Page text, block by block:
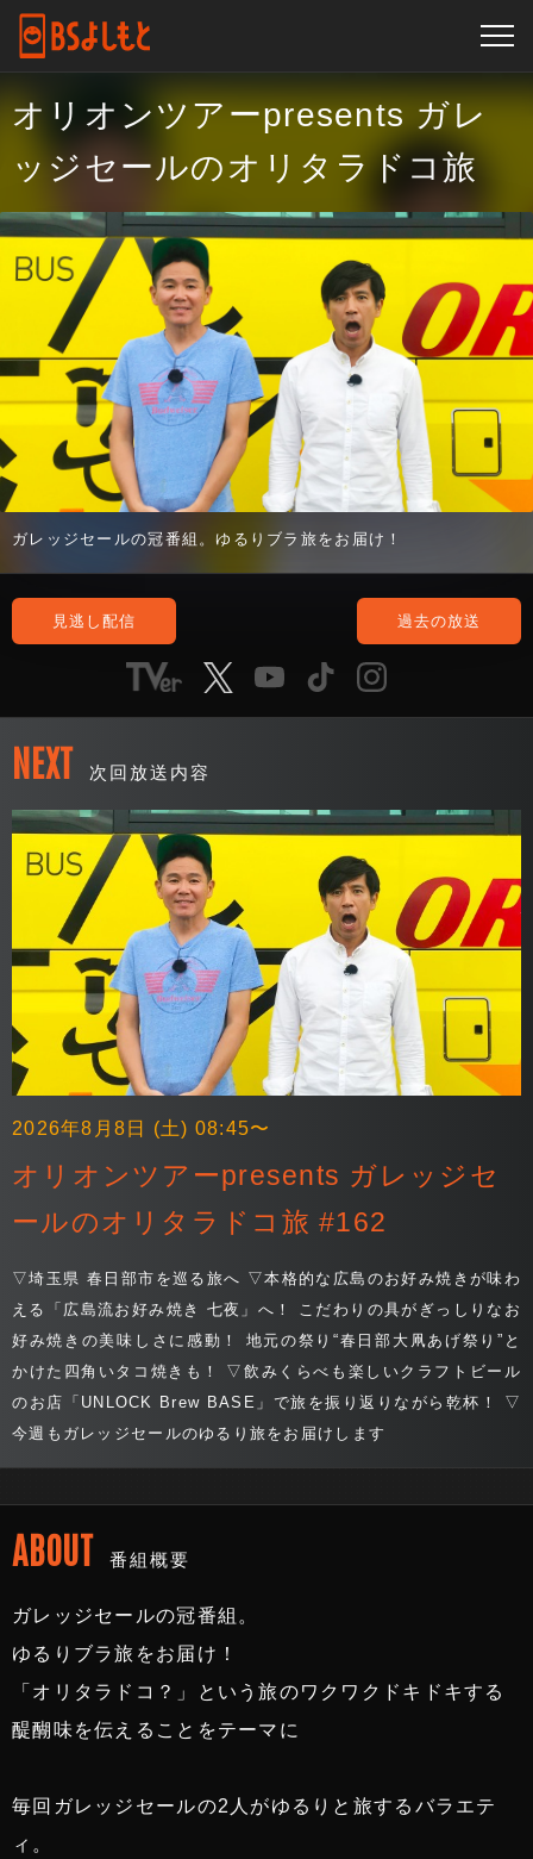
オリオンツアーpresents ガレ
ッジセールのオリタラドコ旅
ガレッジセールの冠番組。ゆるりブラ旅をお届け！
見逃し配信 過去の放送
NEXT 次回放送内容
2026年8月8日 (土) 08:45〜
オリオンツアーpresents ガレッジセ
ールのオリタラドコ旅 #162
▽埼玉県 春日部市を巡る旅へ ▽本格的な広島のお好み焼きが味わ
える「広島流お好み焼き 七夜」へ！ こだわりの具がぎっしりなお
好み焼きの美味しさに感動！ 地元の祭り“春日部大凧あげ祭り”と
かけた四角いタコ焼きも！ ▽飲みくらべも楽しいクラフトビール
のお店「UNLOCK Brew BASE」で旅を振り返りながら乾杯！ ▽
今週もガレッジセールのゆるり旅をお届けします
ABOUT 番組概要
ガレッジセールの冠番組。
ゆるりブラ旅をお届け！
「オリタラドコ？」という旅のワクワクドキドキする
醍醐味を伝えることをテーマに
毎回ガレッジセールの2人がゆるりと旅するバラエテ
ィ。